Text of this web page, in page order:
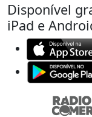
Disponível
iPad e